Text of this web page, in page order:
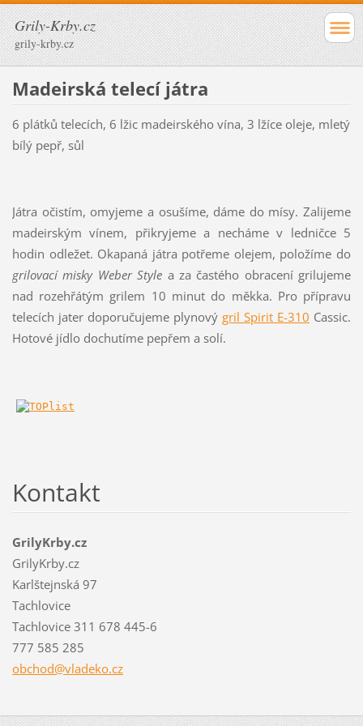
Grily-Krby.cz
grily-krby.cz
Madeirská telecí játra
6 plátků telecích, 6 lžic madeirského vína, 3 lžíce oleje, mletý
bílý pepř, sůl
Játra očistím, omyjeme a osušíme, dáme do mísy. Zalijeme
madeirským vínem, přikryjeme a necháme v ledničce 5
hodin odležet. Okapaná játra potřeme olejem, položíme do
grilovací misky Weber Style a za častého obracení grilujeme
nad rozehřátým grilem 10 minut do měkka. Pro přípravu
telecích jater doporučujeme plynovýgril Spirit E-310 Cassic.
Hotové jídlo dochutíme pepřem a solí.
Kontakt
GrilyKrby.cz
GrilyKrby.cz
Karlštejnská 97
Tachlovice
Tachlovice 311 678 445-6
777 585 285
obchod@vladeko.cz